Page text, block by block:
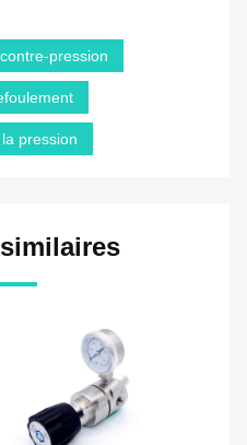
pression
pression